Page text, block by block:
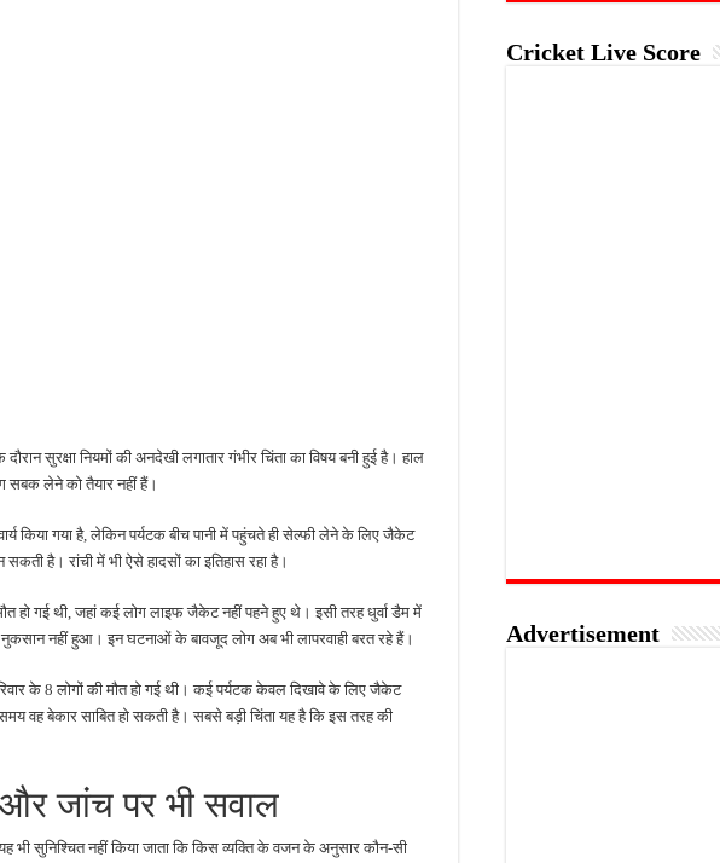
सुरक्षा नियमों की अनदेखी लगातार गंभीर चिंता का विषय बनी हुई है। हाल
सबक लेने को तैयार नहीं हैं।
किया गया है, लेकिन पर्यटक बीच पानी में पहुंचते ही सेल्फी लेने के लिए जैकेट
है। रांची में भी ऐसे हादसों का इतिहास रहा है।
हो गई थी, जहां कई लोग लाइफ जैकेट नहीं पहने हुए थे। इसी तरह धुर्वा डैम में
नहीं हुआ। इन घटनाओं के बावजूद लोग अब भी लापरवाही बरत रहे हैं।
के 8 लोगों की मौत हो गई थी। कई पर्यटक केवल दिखावे के लिए जैकेट
वह बेकार साबित हो सकती है। सबसे बड़ी चिंता यह है कि इस तरह की
जांच पर भी सवाल
भी सुनिश्चित नहीं किया जाता कि किस व्यक्ति के वजन के अनुसार कौन-सी
Cricket Live Score
Advertisement